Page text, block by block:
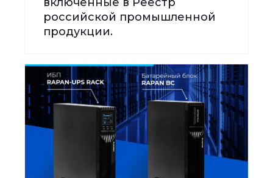
российской промышленной
продукции.